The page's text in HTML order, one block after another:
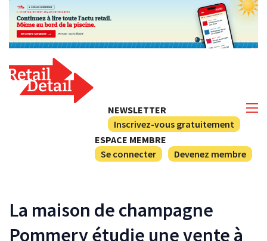
NEWSLETTER
Inscrivez-vous gratuitement
ESPACE MEMBRE
Se connecter
Devenez membre
La maison de champagne
Pommery étudie une vente à